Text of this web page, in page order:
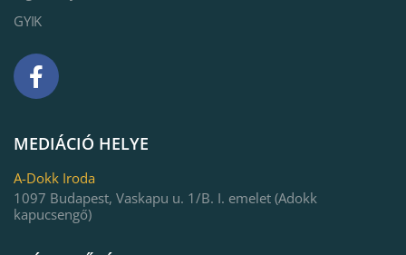
MEDIÁCIÓ HELYE
A-Dokk Iroda
1097 Budapest, Vaskapu u. 1/B. I. emelet (Adokk
kapucsengő)
GYIK